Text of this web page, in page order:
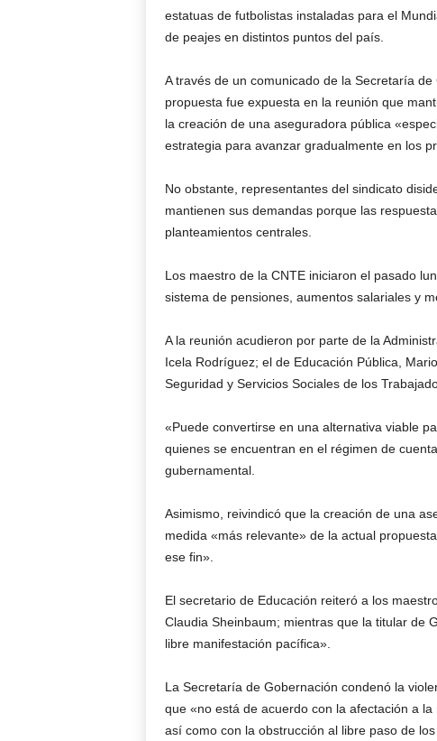
estatuas de futbolistas instaladas para el
de peajes en distintos puntos del país.
A través de un comunicado de la Secretaría
propuesta fue expuesta en la reunión que
la creación de una aseguradora pública
estrategia para avanzar gradualmente en los
No obstante, representantes del sindicato
mantienen sus demandas porque las
planteamientos centrales.
Los maestro de la CNTE iniciaron el pasado
sistema de pensiones, aumentos salariales y
A la reunión acudieron por parte de la
Icela Rodríguez; el de Educación Pública,
Seguridad y Servicios Sociales de los
«Puede convertirse en una alternativa viable
quienes se encuentran en el régimen de
gubernamental.
Asimismo, reivindicó que la creación de una
medida «más relevante» de la actual
ese fin».
El secretario de Educación reiteró a los
Claudia Sheinbaum; mientras que la titular de
libre manifestación pacífica».
La Secretaría de Gobernación condenó la
que «no está de acuerdo con la afectación a
así como con la obstrucción al libre paso de